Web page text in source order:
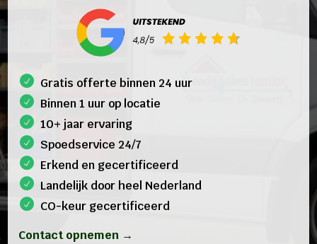
Gratis offerte binnen 24 uur
Binnen 1 uur op locatie
10+ jaar ervaring
Spoedservice 24/7
Erkend en gecertificeerd
Landelijk door heel Nederland
CO-keur gecertificeerd
Contact opnemen →